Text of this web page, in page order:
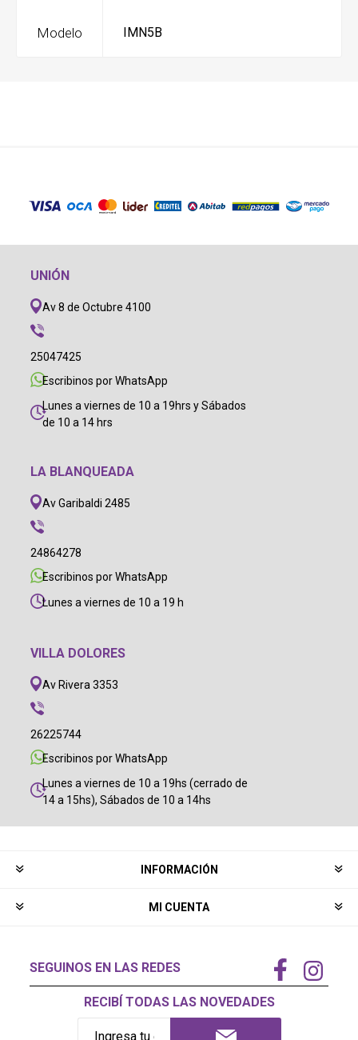
Modelo IMN5B
UNIÓN
Av 8 de Octubre 4100
25047425
Escribinos por WhatsApp
Lunes a viernes de 10 a 19hrs y Sábados
de 10 a 14 hrs
LA BLANQUEADA
Av Garibaldi 2485
24864278
Escribinos por WhatsApp
Lunes a viernes de 10 a 19 h
VILLA DOLORES
Av Rivera 3353
26225744
Escribinos por WhatsApp
Lunes a viernes de 10 a 19hs (cerrado de
14 a 15hs), Sábados de 10 a 14hs
INFORMACIÓN
MI CUENTA
SEGUINOS EN LAS REDES
RECIBÍ TODAS LAS NOVEDADES